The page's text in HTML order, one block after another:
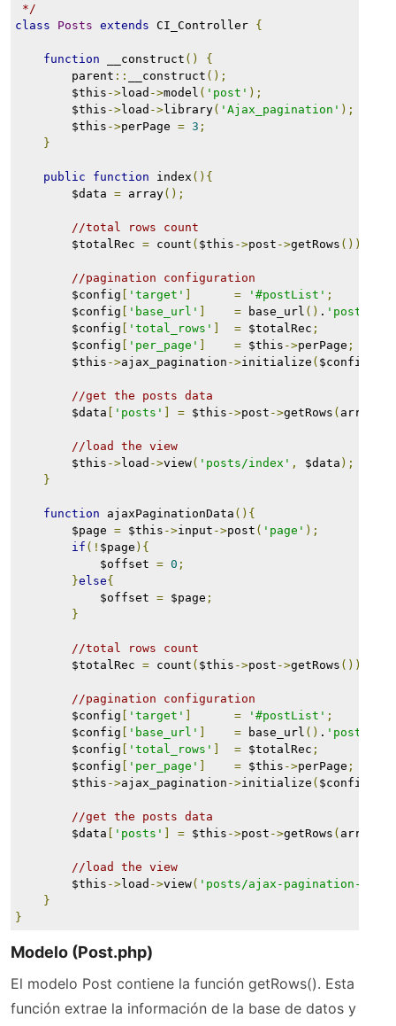
*/
class
Posts extends CI_Controller {
function __construct ()
{
parent :: __construct ();
$this ->load ->model ( 'post' );
$this ->load ->library( 'Ajax_pagination' );
$this ->perPage = 3 ;
}
public function index (){
$data = array();
//total rows count
$totalRec = count ( $this ->post ->getRows ());
//pagination configuration
$config
'target' = '#postList' ;
$config
'base_url' = base_url () . 'posts/
$config
'total_rows' = $totalRec ;
$config
'per_page' = $this ->perPage ;
$this ->ajax_pagination ->initialize ( $config
//get the posts data
$data
'posts' = $this ->post ->getRows ( array
//load the view
$this ->load ->view( 'posts/index' , $data );
}
function ajaxPaginationData (){
$page = $this ->input ->post ( 'page' );
if (! $page ){
$offset = 0 ;
}else{
$offset = $page ;
}
//total rows count
$totalRec = count ( $this ->post ->getRows ());
//pagination configuration
$config
'target' = '#postList' ;
$config
'base_url' = base_url () . 'posts/
$config
'total_rows' = $totalRec ;
$config
'per_page' = $this ->perPage ;
$this ->ajax_pagination ->initialize ( $config
//get the posts data
$data
'posts' = $this ->post ->getRows ( array
//load the view
$this ->load ->view( 'posts/ajax-pagination-data'
}
}
Modelo (Post.php)
El modelo Post contiene la función getRows(). Esta
función extrae la información de la base de datos y